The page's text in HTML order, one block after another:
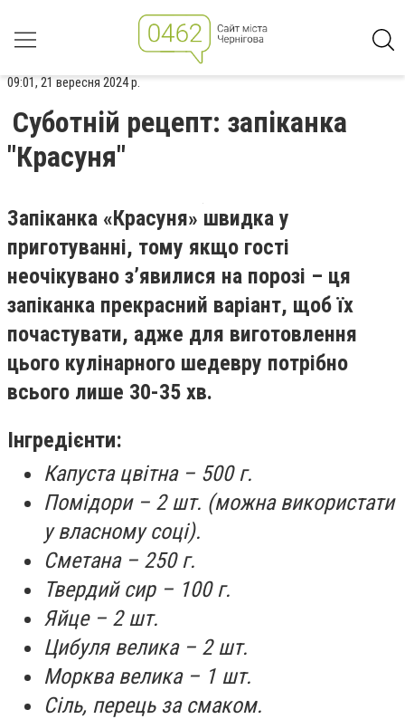
09:01, 21 вересня 2024 р.
Суботній рецепт: запіканка
"Красуня"
Запіканка «Красуня» швидка у
приготуванні, тому якщо гості
неочікувано з’явилися на порозі – ця
запіканка прекрасний варіант, щоб їх
почастувати, адже для виготовлення
цього кулінарного шедевру потрібно
всього лише 30-35 хв.
Інгредієнти:
Капуста цвітна – 500 г.
Помідори – 2 шт. (можна використати
у власному соці).
Сметана – 250 г.
Твердий сир – 100 г.
Яйце – 2 шт.
Цибуля велика – 2 шт.
Морква велика – 1 шт.
Сіль, перець за смаком.